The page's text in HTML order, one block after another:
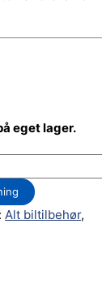
eget lager.
Alt biltilbehør,